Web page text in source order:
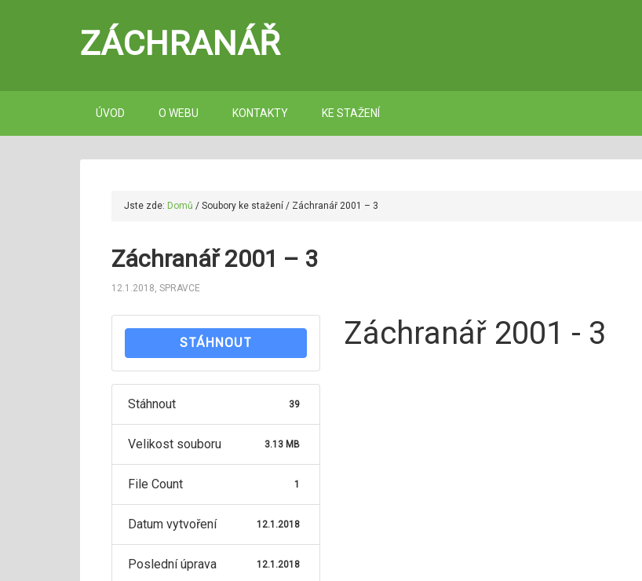
ZÁCHRANÁŘ
ÚVOD O WEBU KONTAKTY KE STAŽENÍ
Jste zde: Domů / Soubory ke stažení / Záchranář 2001 – 3
Záchranář 2001 – 3
12.1.2018, SPRAVCE
STÁHNOUT
Stáhnout 39
Velikost souboru 3.13 MB
File Count 1
Datum vytvoření 12.1.2018
Poslední úprava 12.1.2018
Záchranář 2001 - 3